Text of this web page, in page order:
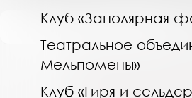
Клуб «Заполярная
Театральное
Мельпомены»
Клуб «Гиря и
Август 2026
Пн Вт Ср Чт Пт